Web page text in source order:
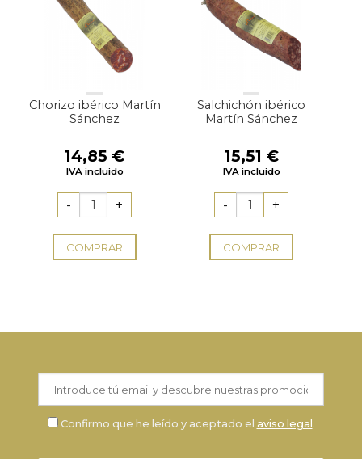
Chorizo ibérico Martín
Sánchez
14,85 €
IVA incluido
COMPRAR
Salchichón ibérico
Martín Sánchez
15,51 €
IVA incluido
COMPRAR
Confirmo que he leído y aceptado el aviso legal.